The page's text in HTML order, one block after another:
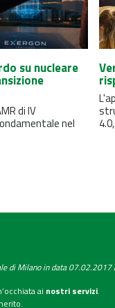
su nucleare
di IV
nel
di Milano in data 07.02.2017
ai nostri servizi.